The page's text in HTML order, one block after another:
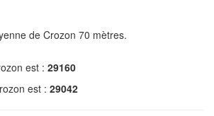
de Crozon 70 mètres.
est : 29160
est : 29042